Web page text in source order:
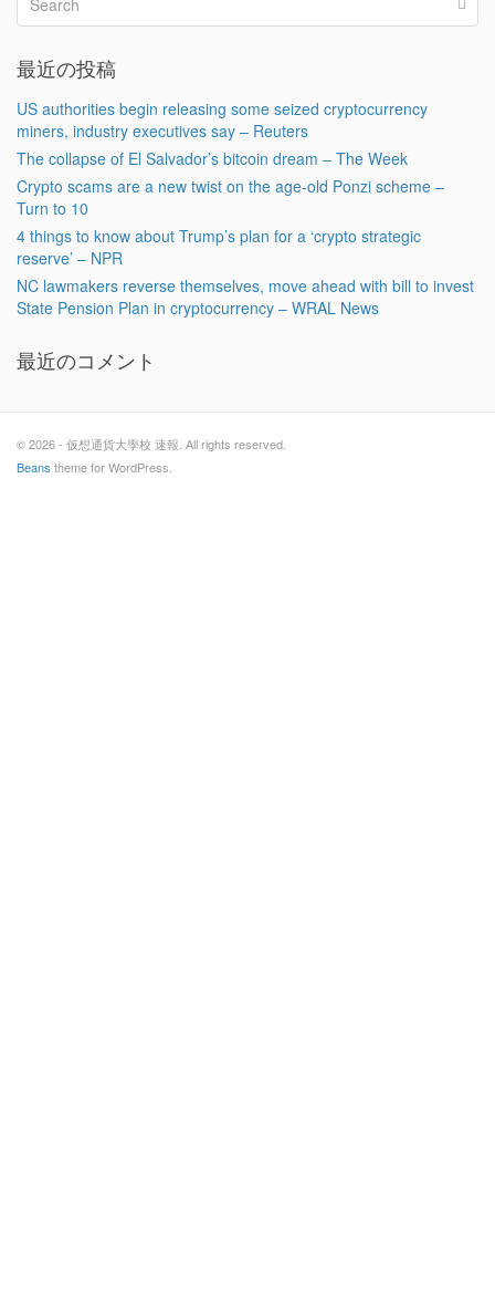
最近の投稿
US authorities begin releasing some seized cryptocurrency
miners, industry executives say – Reuters
The collapse of El Salvador’s bitcoin dream – The Week
Crypto scams are a new twist on the age-old Ponzi scheme –
Turn to 10
4 things to know about Trump’s plan for a ‘crypto strategic
reserve’ – NPR
NC lawmakers reverse themselves, move ahead with bill to invest
State Pension Plan in cryptocurrency – WRAL News
最近のコメント
© 2026 - 仮想通貨大學校 速報. All rights reserved.
Beans theme for WordPress.